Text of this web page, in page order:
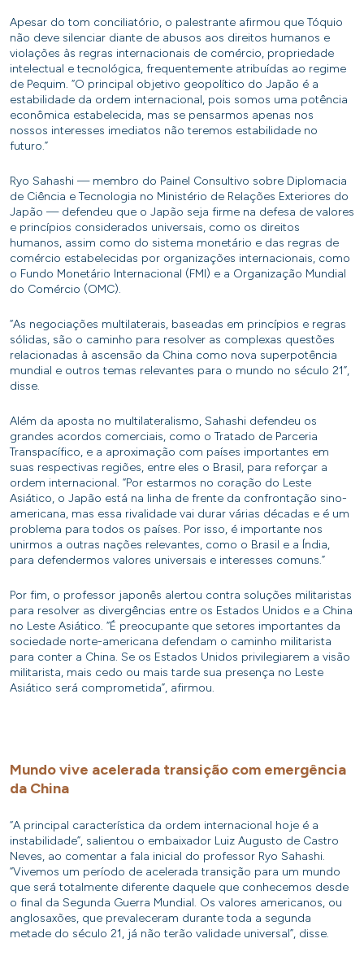
Apesar do tom conciliatório, o palestrante afirmou que Tóquio
não deve silenciar diante de abusos aos direitos humanos e
violações às regras internacionais de comércio, propriedade
intelectual e tecnológica, frequentemente atribuídas ao regime
de Pequim. “O principal objetivo geopolítico do Japão é a
estabilidade da ordem internacional, pois somos uma potência
econômica estabelecida, mas se pensarmos apenas nos
nossos interesses imediatos não teremos estabilidade no
futuro.”
Ryo Sahashi — membro do Painel Consultivo sobre Diplomacia
de Ciência e Tecnologia no Ministério de Relações Exteriores do
Japão — defendeu que o Japão seja firme na defesa de valores
e princípios considerados universais, como os direitos
humanos, assim como do sistema monetário e das regras de
comércio estabelecidas por organizações internacionais, como
o Fundo Monetário Internacional (FMI) e a Organização Mundial
do Comércio (OMC).
“As negociações multilaterais, baseadas em princípios e regras
sólidas, são o caminho para resolver as complexas questões
relacionadas à ascensão da China como nova superpotência
mundial e outros temas relevantes para o mundo no século 21”,
disse.
Além da aposta no multilateralismo, Sahashi defendeu os
grandes acordos comerciais, como o Tratado de Parceria
Transpacífico, e a aproximação com países importantes em
suas respectivas regiões, entre eles o Brasil, para reforçar a
ordem internacional. “Por estarmos no coração do Leste
Asiático, o Japão está na linha de frente da confrontação sino-
americana, mas essa rivalidade vai durar várias décadas e é um
problema para todos os países. Por isso, é importante nos
unirmos a outras nações relevantes, como o Brasil e a Índia,
para defendermos valores universais e interesses comuns.”
Por fim, o professor japonês alertou contra soluções militaristas
para resolver as divergências entre os Estados Unidos e a China
no Leste Asiático. “É preocupante que setores importantes da
sociedade norte-americana defendam o caminho militarista
para conter a China. Se os Estados Unidos privilegiarem a visão
militarista, mais cedo ou mais tarde sua presença no Leste
Asiático será comprometida”, afirmou.
Mundo vive acelerada transição com emergência
da China
“A principal característica da ordem internacional hoje é a
instabilidade”, salientou o embaixador Luiz Augusto de Castro
Neves, ao comentar a fala inicial do professor Ryo Sahashi.
“Vivemos um período de acelerada transição para um mundo
que será totalmente diferente daquele que conhecemos desde
o final da Segunda Guerra Mundial. Os valores americanos, ou
anglosaxões, que prevaleceram durante toda a segunda
metade do século 21, já não terão validade universal”, disse.